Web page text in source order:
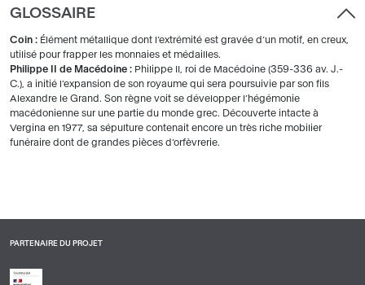
GLOSSAIRE
Coin : Élément métallique dont l’extrémité est gravée d’un motif, en creux,
utilisé pour frapper les monnaies et médailles.
Philippe II de Macédoine : Philippe II, roi de Macédoine (359-336 av. J.-
C.), a initié l’expansion de son royaume qui sera poursuivie par son fils
Alexandre le Grand. Son règne voit se développer l’hégémonie
macédonienne sur une partie du monde grec. Découverte intacte à
Vergina en 1977, sa sépulture contenait encore un très riche mobilier
funéraire dont de grandes pièces d’orfèvrerie.
PARTENAIRE DU PROJET